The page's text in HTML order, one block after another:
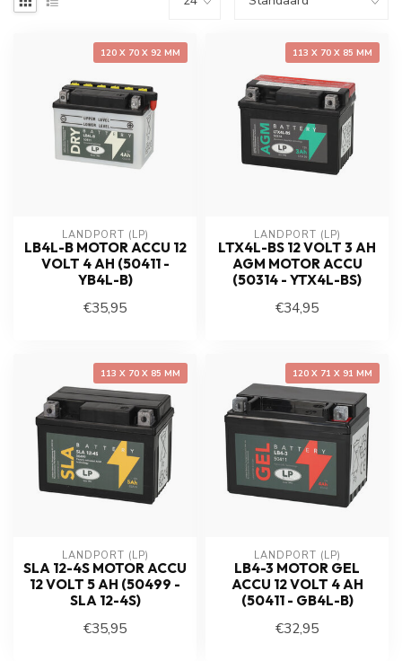
120 X 70 X 92 MM
LANDPORT (LP)
LB4L-B MOTOR ACCU 12
VOLT 4 AH (50411 -
YB4L-B)
€35,95
113 X 70 X 85 MM
LANDPORT (LP)
LTX4L-BS 12 VOLT 3 AH
AGM MOTOR ACCU
(50314 - YTX4L-BS)
€34,95
113 X 70 X 85 MM
LANDPORT (LP)
SLA 12-4S MOTOR ACCU
12 VOLT 5 AH (50499 -
SLA 12-4S)
€35,95
120 X 71 X 91 MM
LANDPORT (LP)
LB4-3 MOTOR GEL
ACCU 12 VOLT 4 AH
(50411 - GB4L-B)
€32,95